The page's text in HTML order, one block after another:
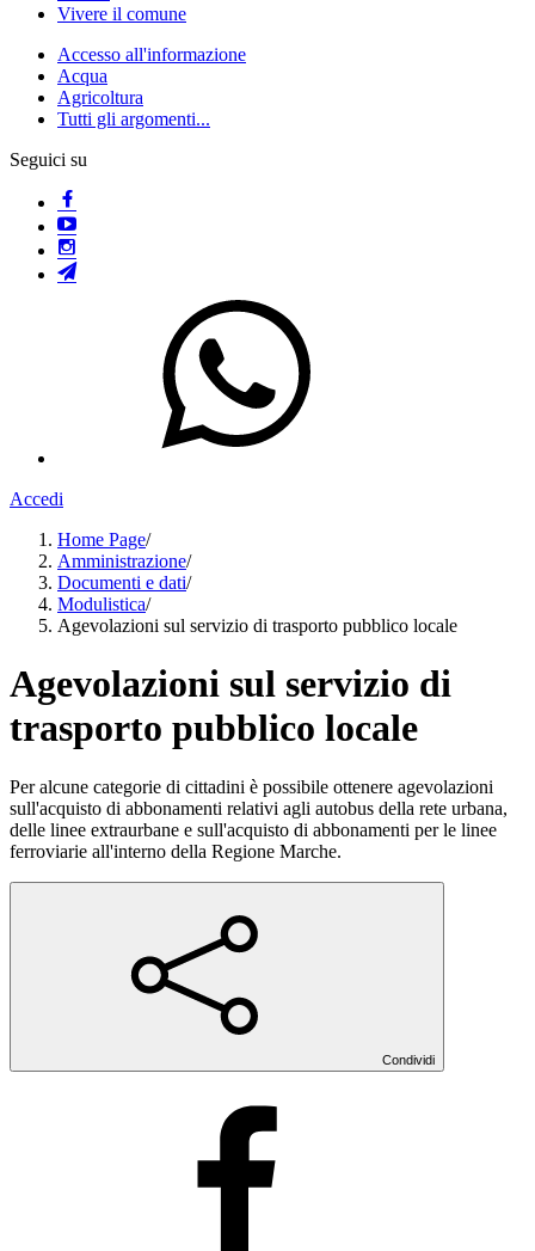
Vivere il comune
Accesso all'informazione
Acqua
Agricoltura
Tutti gli argomenti...
Seguici su
Accedi
Home Page/
Amministrazione/
Documenti e dati/
Modulistica/
Agevolazioni sul servizio di trasporto pubblico locale
Agevolazioni sul servizio di
trasporto pubblico locale
Per alcune categorie di cittadini è possibile ottenere agevolazioni
sull'acquisto di abbonamenti relativi agli autobus della rete urbana,
delle linee extraurbane e sull'acquisto di abbonamenti per le linee
ferroviarie all'interno della Regione Marche.
Condividi